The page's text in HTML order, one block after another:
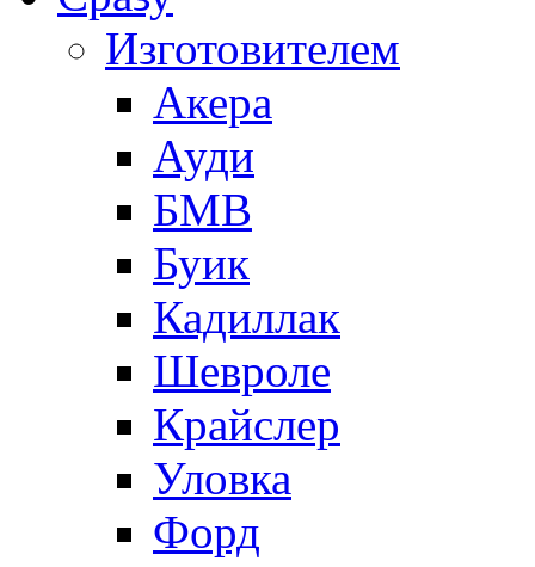
Изготовителем
Акера
Ауди
БМВ
Буик
Кадиллак
Шевроле
Крайслер
Уловка
Форд